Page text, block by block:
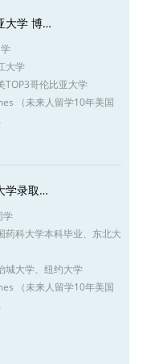
大学 博…
大学
TOP3哥伦比亚大学
（未来人留学10年美国
学录取…
学
药科大学本科毕业、东北大
城大学、纽约大学
（未来人留学10年美国